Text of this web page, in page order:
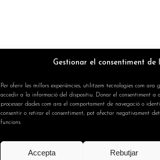
Gestionar el consentiment de
Per oferir les millors experiències, utilitzem tecnologies com ara
accedir a la informació del dispositiu. Donar el consentiment a
processar dades com ara el comportament de navegació o
consentir o retirar el consentiment, pot afectar negativament
funcions.
Accepta Rebutjar